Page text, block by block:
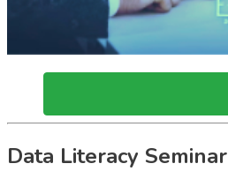
Data Literacy Seminar